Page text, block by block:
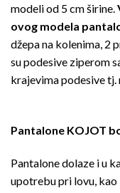
modeli od 5 cm širine.
ovog modela
džepa na kolenima, 2
su podesive ziperom
krajevima podesive
Pantalone KOJOT
Pantalone dolaze i u
upotrebu pri lovu,